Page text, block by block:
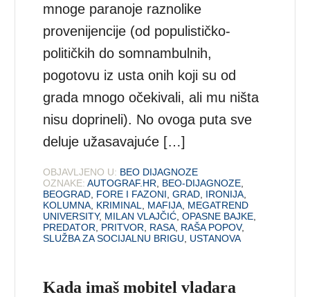
mnoge paranoje raznolike
provenijencije (od populističko-
političkih do somnambulnih,
pogotovu iz usta onih koji su od
grada mnogo očekivali, ali mu ništa
nisu doprineli). No ovoga puta sve
deluje užasavajuće […]
OBJAVLJENO U: BEO DIJAGNOZE
OZNAKE: AUTOGRAF.HR BEO-DIJAGNOZE
BEOGRAD FORE I FAZONI ,GRAD IRONIJA
KOLUMNA KRIMINAL MAFIJA MEGATREND
UNIVERSITY, MILAN VLAJČIĆ ,OPASNE BAJKE
PREDATOR
PRITVOR RASA RAŠA POPOV,
SLUŽBA ZA SOCIJALNU BRIGU
USTANOVA
Kada imaš mobitel vladara